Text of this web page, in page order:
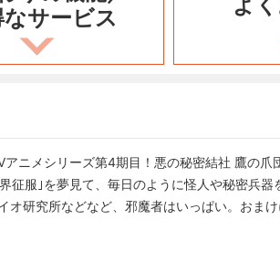
なサービス
ニメシリーズ第4期目！悪の秘密結社 鷹の爪
征服｣を夢見て、毎日のように怪人や秘密兵
研究所などなど、邪魔者はいっぱい。おま